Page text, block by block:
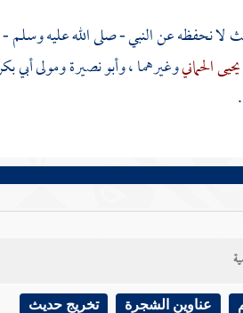
لا نحفظه عن النبي - صلى الله عليه
الحمانيوغيرهما ،وأبو نصيرةومولى أبي
عناوين الشجرة تخريج حديث